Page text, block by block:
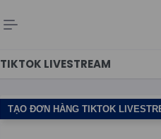
TIKTOK LIVESTREAM
TẠO ĐƠN HÀNG TIKTOK